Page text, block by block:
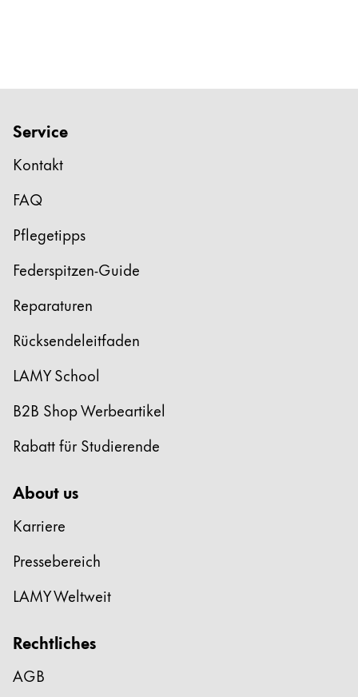
Service
Kontakt
FAQ
Pflegetipps
Federspitzen-Guide
Reparaturen
Rücksendeleitfaden
LAMY School
B2B Shop Werbeartikel
Rabatt für Studierende
About us
Karriere
Pressebereich
LAMY Weltweit
Rechtliches
AGB